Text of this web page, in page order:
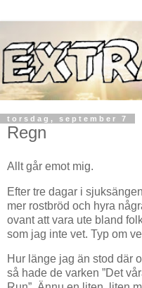
torsdag, september 7
Regn
Allt går emot mig.
Efter tre dagar i
mer rostbröd och hyra
ovant att vara ute bland
som jag inte vet. Typ om
Hur länge jag än stod där
så hade de varken ”Det